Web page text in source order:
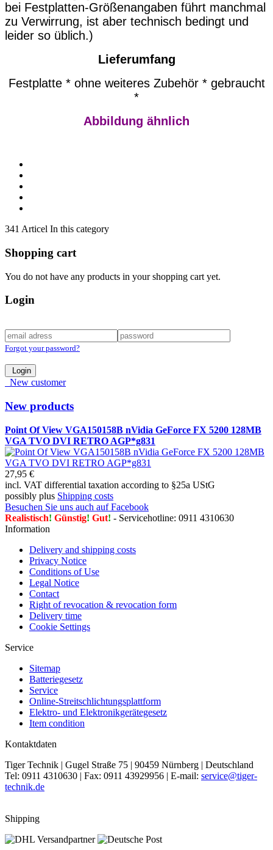
bei Festplatten-Größenangaben führt manchmal
zu Verwirrung, ist aber technisch bedingt und
leider so üblich.)
Lieferumfang
Festplatte * ohne weiteres Zubehör * gebraucht
*
Abbildung ähnlich
341 Articel In this category
Shopping cart
You do not have any products in your shopping cart yet.
Login
Forgot your password?
Login
New customer
New products
Point Of View VGA150158B nVidia GeForce FX 5200 128MB
VGA TVO DVI RETRO AGP*g831
27,95 €
incl. VAT differential taxation according to §25a UStG
possibly plus Shipping costs
Besuchen Sie uns auch auf Facebook
Realistisch! Günstig! Gut! - Servicehotline: 0911 4310630
Information
Delivery and shipping costs
Privacy Notice
Conditions of Use
Legal Notice
Contact
Right of revocation & revocation form
Delivery time
Cookie Settings
Service
Sitemap
Batteriegesetz
Service
Online-Streitschlichtungsplattform
Elektro- und Elektronikgerätegesetz
Item condition
Kontaktdaten
Tiger Technik | Gugel Straße 75 | 90459 Nürnberg | Deutschland
Tel: 0911 4310630 | Fax: 0911 43929956 | E-mail: service@tiger-
technik.de
Shipping